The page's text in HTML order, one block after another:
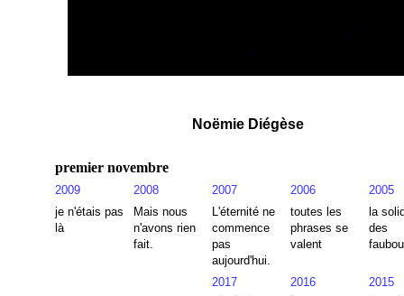
Noëmie Diégèse
premier novembre
2009 2008 2007 2006
2005
je n'étais pas
là
Mais nous
n'avons rien
fait.
L'éternité ne
commence
pas
aujourd'hui.
toutes les
phrases se
valent
la
des
2017 2016
2015